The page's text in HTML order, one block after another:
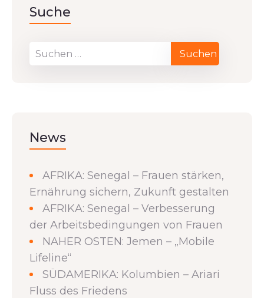
Suche
News
AFRIKA: Senegal – Frauen stärken,
Ernährung sichern, Zukunft gestalten
AFRIKA: Senegal – Verbesserung
der Arbeitsbedingungen von Frauen
NAHER OSTEN: Jemen – „Mobile
Lifeline“
SÜDAMERIKA: Kolumbien – Ariari
Fluss des Friedens